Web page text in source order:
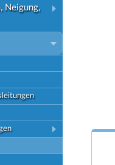
Neigung,